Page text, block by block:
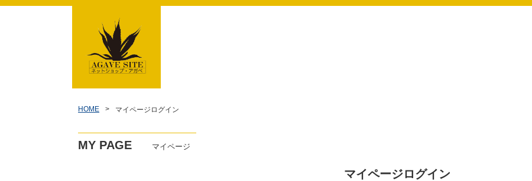
HOME マイページログイン
MY PAGE マイページ
マイページログイン